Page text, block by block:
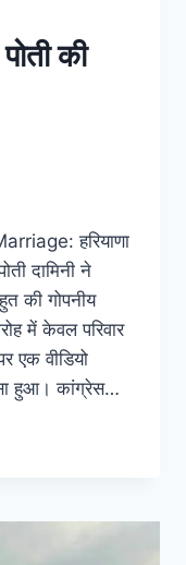
की
हरियाणा
दामिनी ने
की गोपनीय
में केवल परिवार
एक वीडियो
हुआ। कांग्रेस…